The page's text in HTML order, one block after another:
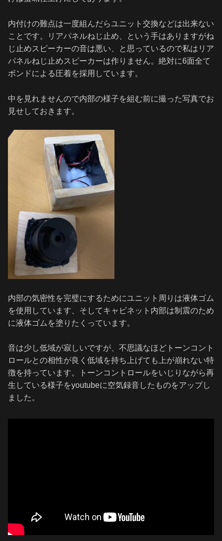
内付けの難点は一度組んだらユニット交換などは出来ない
ことです。リアパネルねじ止め、という手はありますがね
じ止めスピーカーの音は悪い、と思っているので私はリア
パネルねじ止めスピーカーは作りません。絶対に6面全て
ボンドによる圧着を採用しています。
中を見れませんので内部の様子を組む前に撮った写真でお
見せしておきます。
内部の気密性を完璧にするためにユニット周りは液体ゴム
を使用しています、そしてキャビネット内部は制震のため
に液体ゴムを塗りたくっています。
音は少し低域が寂しいですが、不思議なほどトーンコント
ロールとの相性が良く低域を持ち上げても上が崩れない特
徴を持っています。トーンコントロールをいじりながら再
生している様子をyoutubeに空気録音したものをアップし
ました。